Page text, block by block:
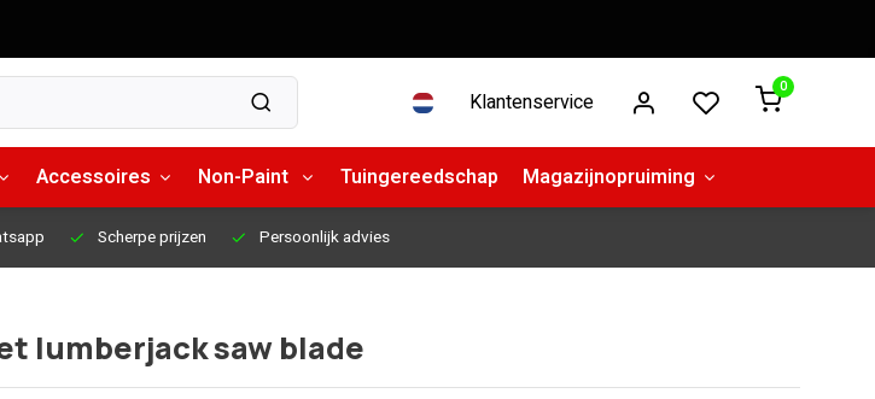
Klantenservice
0
Accessoires Non-Paint Tuingereedschap Magazijnopruiming
Scherpe prijzen Persoonlijk advies
lumberjack saw blade